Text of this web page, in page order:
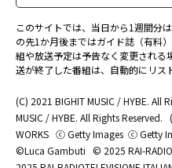
このサイトでは、当日から1週間分
の先1か月後まではガイド誌（有料
組や放送予定は予告なく変更され
送が終了した番組は、自動的にリス
(C) 2021 BIGHIT MUSIC / HYBE. All
MUSIC / HYBE. All Rights Reserved.
WORKS ⓒ Getty Images ⓒ Getty
©Luca Gambuti © 2025 RAI-